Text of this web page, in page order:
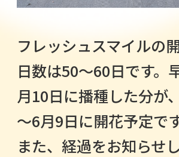
フレッシュスマイルの
日数は50～60日です。
月10日に播種した分が
～6月9日に開花予定です
また、経過をお知らせし